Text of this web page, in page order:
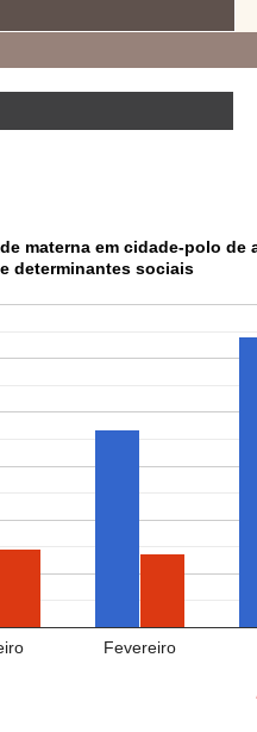
materna em cidade-polo
determinantes sociais
Fevereiro